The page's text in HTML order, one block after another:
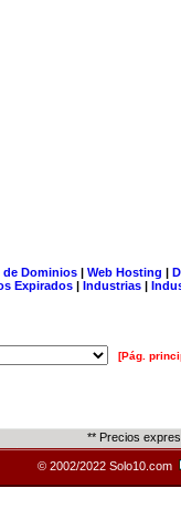
de Dominios| Web Hosting |
Expirados | Industrias |
[Pág.
** Precios
© 2002/2022 Solo10.com